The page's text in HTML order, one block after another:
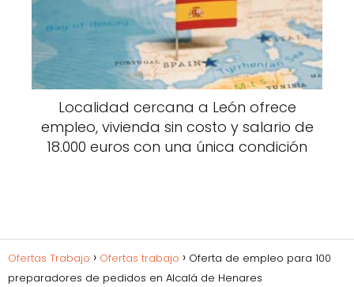
Localidad cercana a León ofrece
empleo, vivienda sin costo y salario de
18.000 euros con una única condición
Ofertas Trabajo Ofertas trabajo
Oferta de empleo para 100
preparadores de pedidos en Alcalá de Henares